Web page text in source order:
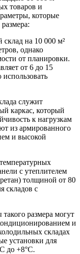
товаров и
которые
на 10 000 м²
однако
от планировки.
от 6 до 15
служит
каркас, который
к нагрузкам
из армированного
и высокой
с утеплителем
толщиной от 80
складов с
размера могут
и
складах
установки для
до +8°C.